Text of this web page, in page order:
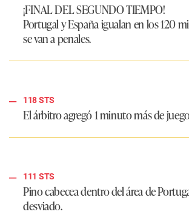
¡FINAL DEL SEGUNDO TIEMPO!
Portugal y España igualan en los 120
se van a penales.
118 STS
El árbitro agregó 1 minuto más de
111 STS
Pino cabecea dentro del área de
desviado.